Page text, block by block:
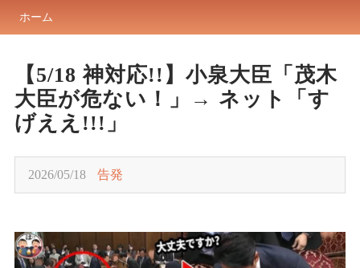
ホーム
【5/18 神対応!!】小泉大臣「茂木
大臣が危ない！」→ ネット「す
げええ!!!」
2026/05/18 告発